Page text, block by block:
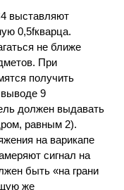
выставляют
0,5fкварца.
не ближе
При
получить
9
должен выдавать
равным 2).
на варикапе
сигнал на
быть «на грани
же